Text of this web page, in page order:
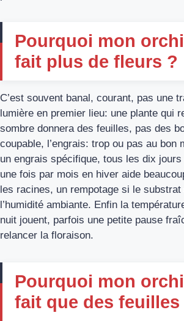
Pourquoi mon
fait plus de fleurs ?
C’est souvent banal, courant, pas une
lumière en premier lieu: une plante qui
sombre donnera des feuilles, pas des
coupable, l’engrais: trop ou pas au bon
un engrais spécifique, tous les dix
une fois par mois en hiver aide
les racines, un rempotage si le
l’humidité ambiante. Enfin la
nuit jouent, parfois une petite pause
relancer la floraison.
Pourquoi mon
fait que des feuilles